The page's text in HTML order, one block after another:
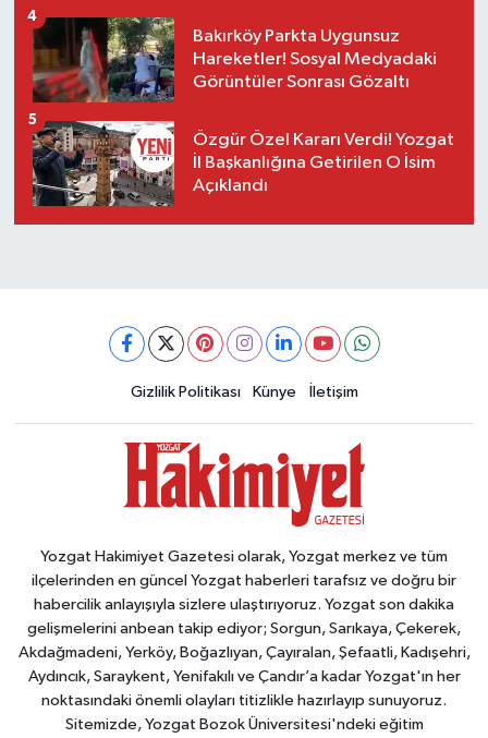
Bakırköy Parkta Uygunsuz
Hareketler! Sosyal Medyadaki
Görüntüler Sonrası Gözaltı
4
Özgür Özel Kararı Verdi! Yozgat
İl Başkanlığına Getirilen O İsim
Açıklandı
5
Gizlilik Politikası Künye İletişim
Yozgat Hakimiyet Gazetesi olarak, Yozgat merkez ve tüm
ilçelerinden en güncel Yozgat haberleri tarafsız ve doğru bir
habercilik anlayışıyla sizlere ulaştırıyoruz. Yozgat son dakika
gelişmelerini anbean takip ediyor; Sorgun, Sarıkaya, Çekerek,
Akdağmadeni, Yerköy, Boğazlıyan, Çayıralan, Şefaatli, Kadışehri,
Aydıncık, Saraykent, Yenifakılı ve Çandır’a kadar Yozgat'ın her
noktasındaki önemli olayları titizlikle hazırlayıp sunuyoruz.
Sitemizde, Yozgat Bozok Üniversitesi'ndeki eğitim